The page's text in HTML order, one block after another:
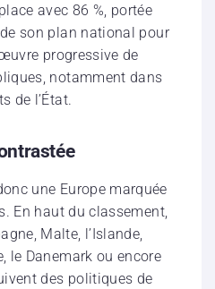
avec 86 %, portée
son plan national pour
progressive de
notamment dans
de l’État.
une Europe marquée
En haut du classement,
Malte, l’Islande,
le Danemark ou encore
des politiques de